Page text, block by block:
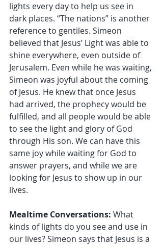
lights every day to help us see in
dark places. “The nations” is another
reference to gentiles. Simeon
believed that Jesus’ Light was able to
shine everywhere, even outside of
Jerusalem. Even while he was waiting,
Simeon was joyful about the coming
of Jesus. He knew that once Jesus
had arrived, the prophecy would be
fulfilled, and all people would be able
to see the light and glory of God
through His son. We can have this
same joy while waiting for God to
answer prayers, and while we are
looking for Jesus to show up in our
lives.
Mealtime Conversations: What
kinds of lights do you see and use in
our lives? Simeon says that Jesus is a